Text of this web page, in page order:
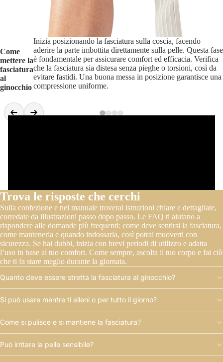
Come
mettere la
fasciatura
al
ginocchio
Inizia posizionando la fasciatura sulla coscia, facendo
aderire la parte imbottita direttamente sulla pelle. Questa fase
è fondamentale per assicurare comfort ed efficacia. Verifica
che la fasciatura sia distesa senza pieghe o torsioni, così da
evitare fastidi. Una buona messa in posizione garantisce una
compressione uniforme.
Trova le risposte che cerchi
Sulla confezione e nel manuale troverai istruzioni chiare e dettagliate,
corredate da illustrazioni passo dopo passo. Le FAQ ti aiutano a
rispondere alle domande più frequenti: come deve sentirsi la fasciatura,
come mantenerla e quando indossarla, così potrai muoverti con
sicurezza. Se hai dubbi, inizia con brevi periodi di utilizzo e adatta
l’uso in base al tuo comfort. Come sempre, ascolta il tuo corpo e fai ciò
che ti fa stare meglio durante la giornata.
Quanto deve essere stretta la fasciatura al ginocchio?
Si può usare mentre ti alleni o per tutto il giorno?
Come si pulisce e si mantiene la fasciatura?
Può irritare la pelle sensibile?